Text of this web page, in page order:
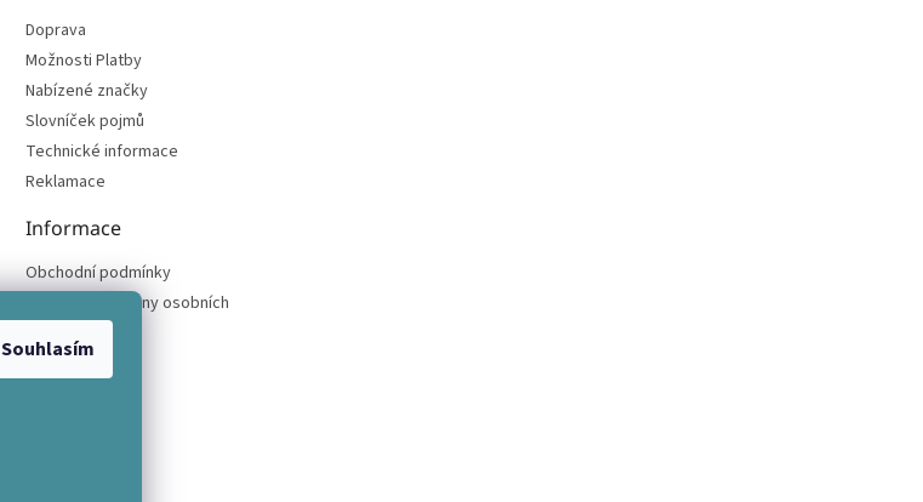
Souhlasím
Doprava
Možnosti Platby
Nabízené značky
Slovníček pojmů
Technické informace
Reklamace
Informace
Obchodní podmínky
Podmínky ochrany osobních
podmínek